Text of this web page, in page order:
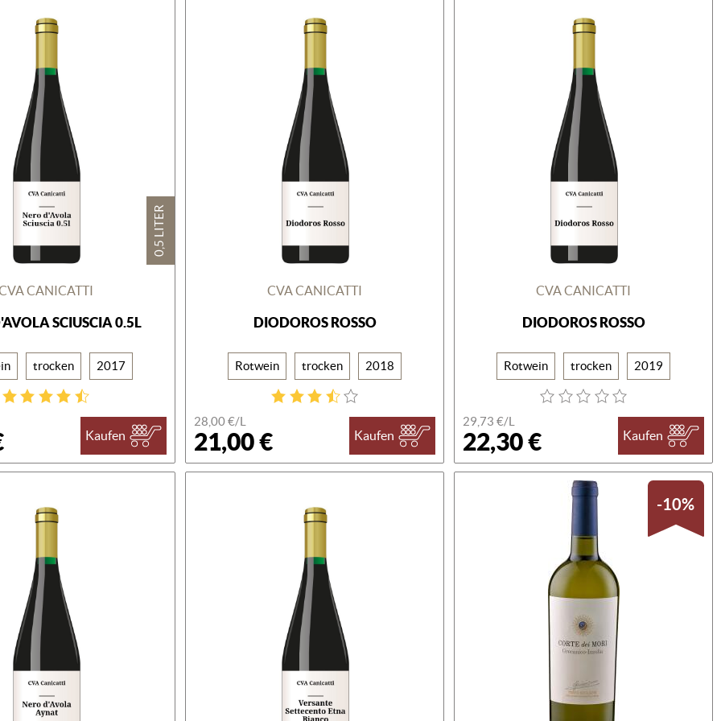
0,5 LITER
CANICATTI
SCIUSCIA 0.5L
trocken 2017
Kaufen
CVA CANICATTI
DIODOROS ROSSO
Rotwein trocken 2018
28,00 €/L
21,00 € Kaufen
CVA CANICATTI
DIODOROS ROSSO
Rotwein trocken 2019
29,73 €/L
22,30 € Kaufen
-10%